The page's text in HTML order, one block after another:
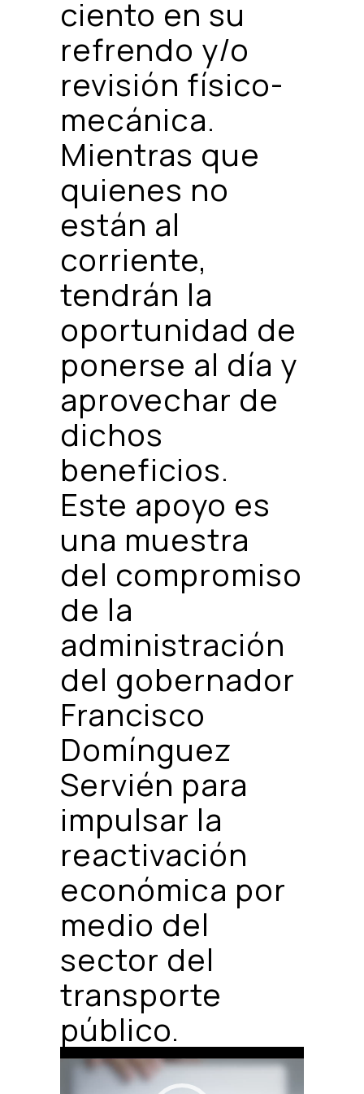
ciento en su
refrendo y/o
revisión físico-
mecánica.
Mientras que
quienes no
están al
corriente,
tendrán la
oportunidad de
ponerse al día y
aprovechar de
dichos
beneficios.
Este apoyo es
una muestra
del compromiso
de la
administración
del gobernador
Francisco
Domínguez
Servién para
impulsar la
reactivación
económica por
medio del
sector del
transporte
público.
Reproductor